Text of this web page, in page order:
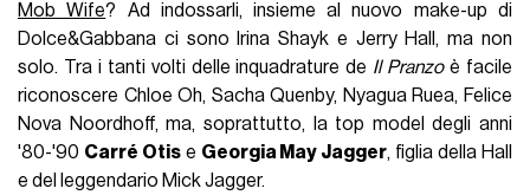
Mob Wife? Ad indossarli, insieme al nuovo make-up di
Dolce&Gabbana ci sono Irina Shayk e Jerry Hall, ma non
solo. Tra i tanti volti delle inquadrature de Il Pranzoè facile
riconoscere Chloe Oh, Sacha Quenby, Nyagua Ruea, Felice
Nova Noordhoff, ma, soprattutto, la top model degli anni
'80-'90 Carré Otise Georgia May Jagger, figlia della Hall
e del leggendario Mick Jagger.